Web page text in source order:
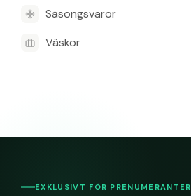
Säsongsvaror
Väskor
EXKLUSIVT FÖR PRENUMERANTER